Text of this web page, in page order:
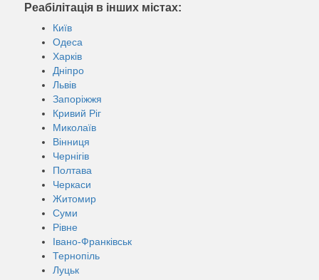
Реабілітація в інших містах:
Київ
Одеса
Харків
Дніпро
Львів
Запоріжжя
Кривий Ріг
Миколаїв
Вінниця
Чернігів
Полтава
Черкаси
Житомир
Суми
Рівне
Івано-Франківськ
Тернопіль
Луцьк